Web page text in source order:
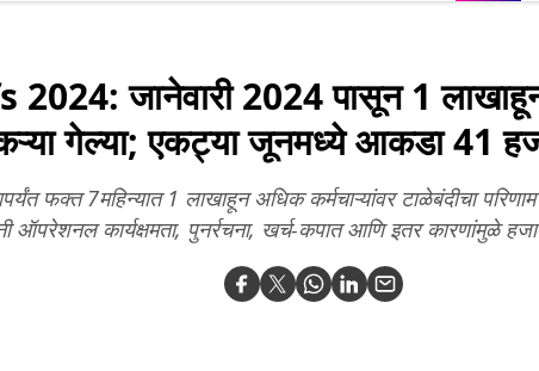
जानेवारी 2024 पासून 1
गेल्या; एकट्या जूनमध्ये आकडा 41
फक्त 7महिन्यात 1 लाखाहून अधिक कर्मचाऱ्यांवर टाळेबंदीचा
ऑपरेशनल कार्यक्षमता, पुनर्रचना, खर्च-कपात आणि इतर कारणांमुळे